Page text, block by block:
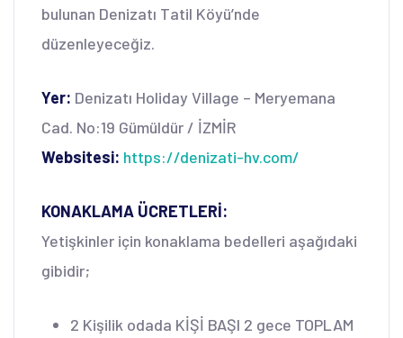
bulunan Denizatı Tatil Köyü’nde
düzenleyeceğiz.
Yer: Denizatı Holiday Village – Meryemana
Cad. No:19 Gümüldür / İZMİR
Websitesi: https://denizati-hv.com/
KONAKLAMA ÜCRETLERİ:
Yetişkinler için konaklama bedelleri aşağıdaki
gibidir;
2 Kişilik odada KİŞİ BAŞI 2 gece TOPLAM